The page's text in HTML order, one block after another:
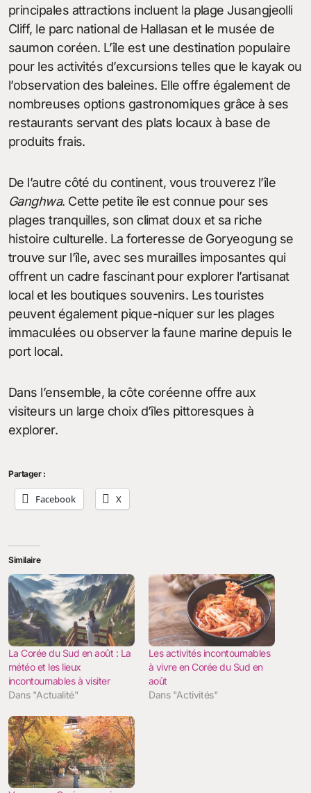
principales attractions incluent la plage Jusangjeolli
Cliff, le parc national de Hallasan et le musée de
saumon coréen. L’île est une destination populaire
pour les activités d’excursions telles que le kayak ou
l’observation des baleines. Elle offre également de
nombreuses options gastronomiques grâce à ses
restaurants servant des plats locaux à base de
produits frais.
De l’autre côté du continent, vous trouverez l’île
Ganghwa. Cette petite île est connue pour ses
plages tranquilles, son climat doux et sa riche
histoire culturelle. La forteresse de Goryeogung se
trouve sur l’île, avec ses murailles imposantes qui
offrent un cadre fascinant pour explorer l’artisanat
local et les boutiques souvenirs. Les touristes
peuvent également pique-niquer sur les plages
immaculées ou observer la faune marine depuis le
port local.
Dans l’ensemble, la côte coréenne offre aux
visiteurs un large choix d’îles pittoresques à
explorer.
Partager :
Facebook X
Similaire
La Corée du Sud en août : La
météo et les lieux
incontournables à visiter
Dans "Actualité"
Les activités incontournables
à vivre en Corée du Sud en
août
Dans "Activités"